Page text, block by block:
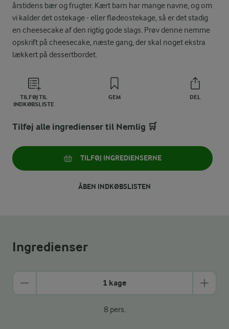
årstidens bær og frugter. Kært barn har mange navne, og om
vi kalder det ostekage - eller flødeostekage, så er det stadig
en cheesecake af den rigtig gode slags. Prøv denne nemme
opskrift på cheesecake, næste gang, der skal noget ekstra
lækkert på dessertbordet.
TILFØJ TIL
INDKØBSLISTE
GEM DEL
Tilføj alle ingredienser til Nemlig 🛒
TILFØJ INGREDIENSERNE
ÅBEN INDKØBSLISTEN
Ingredienser
1 kage
8 pers.